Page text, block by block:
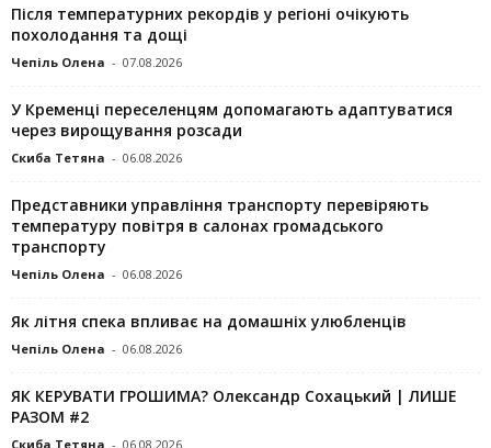
Після температурних рекордів у регіоні очікують
похолодання та дощі
Чепіль Олена - 07.08.2026
У Кременці переселенцям допомагають адаптуватися
через вирощування розсади
Скиба Тетяна - 06.08.2026
Представники управління транспорту перевіряють
температуру повітря в салонах громадського
транспорту
Чепіль Олена - 06.08.2026
Як літня спека впливає на домашніх улюбленців
Чепіль Олена - 06.08.2026
ЯК КЕРУВАТИ ГРОШИМА? Олександр Сохацький | ЛИШЕ
РАЗОМ #2
Скиба Тетяна - 06.08.2026